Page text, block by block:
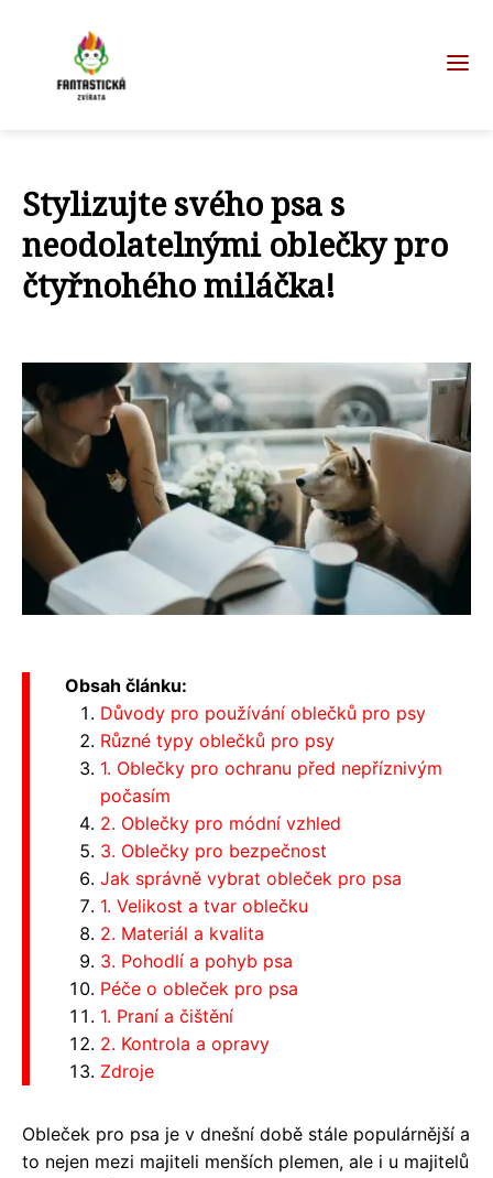
Stylizujte svého psa s
neodolatelnými oblečky pro
čtyřnohého miláčka!
Obsah článku:
Důvody pro používání oblečků pro psy
Různé typy oblečků pro psy
1. Oblečky pro ochranu před nepříznivým
počasím
2. Oblečky pro módní vzhled
3. Oblečky pro bezpečnost
Jak správně vybrat obleček pro psa
1. Velikost a tvar oblečku
2. Materiál a kvalita
3. Pohodlí a pohyb psa
Péče o obleček pro psa
1. Praní a čištění
2. Kontrola a opravy
Zdroje
Obleček pro psa je v dnešní době stále populárnější a
to nejen mezi majiteli menších plemen, ale i u majitelů